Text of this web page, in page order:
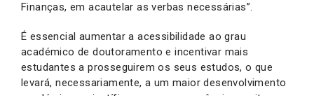
Finanças, em acautelar as verbas necessárias”.
É essencial aumentar a acessibilidade ao grau
académico de doutoramento e incentivar mais
estudantes a prosseguirem os seus estudos, o que
levará, necessariamente, a um maior desenvolvimento